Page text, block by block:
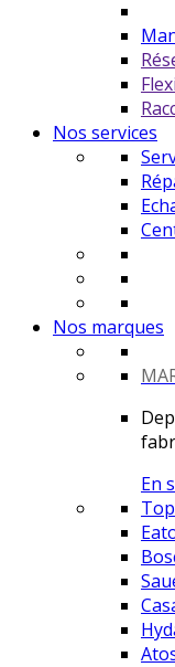
Nos services
Nos marques
En